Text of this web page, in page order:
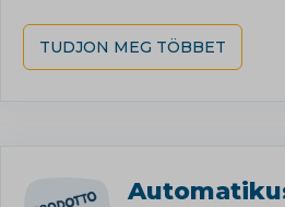
TUDJON MEG TÖBBET